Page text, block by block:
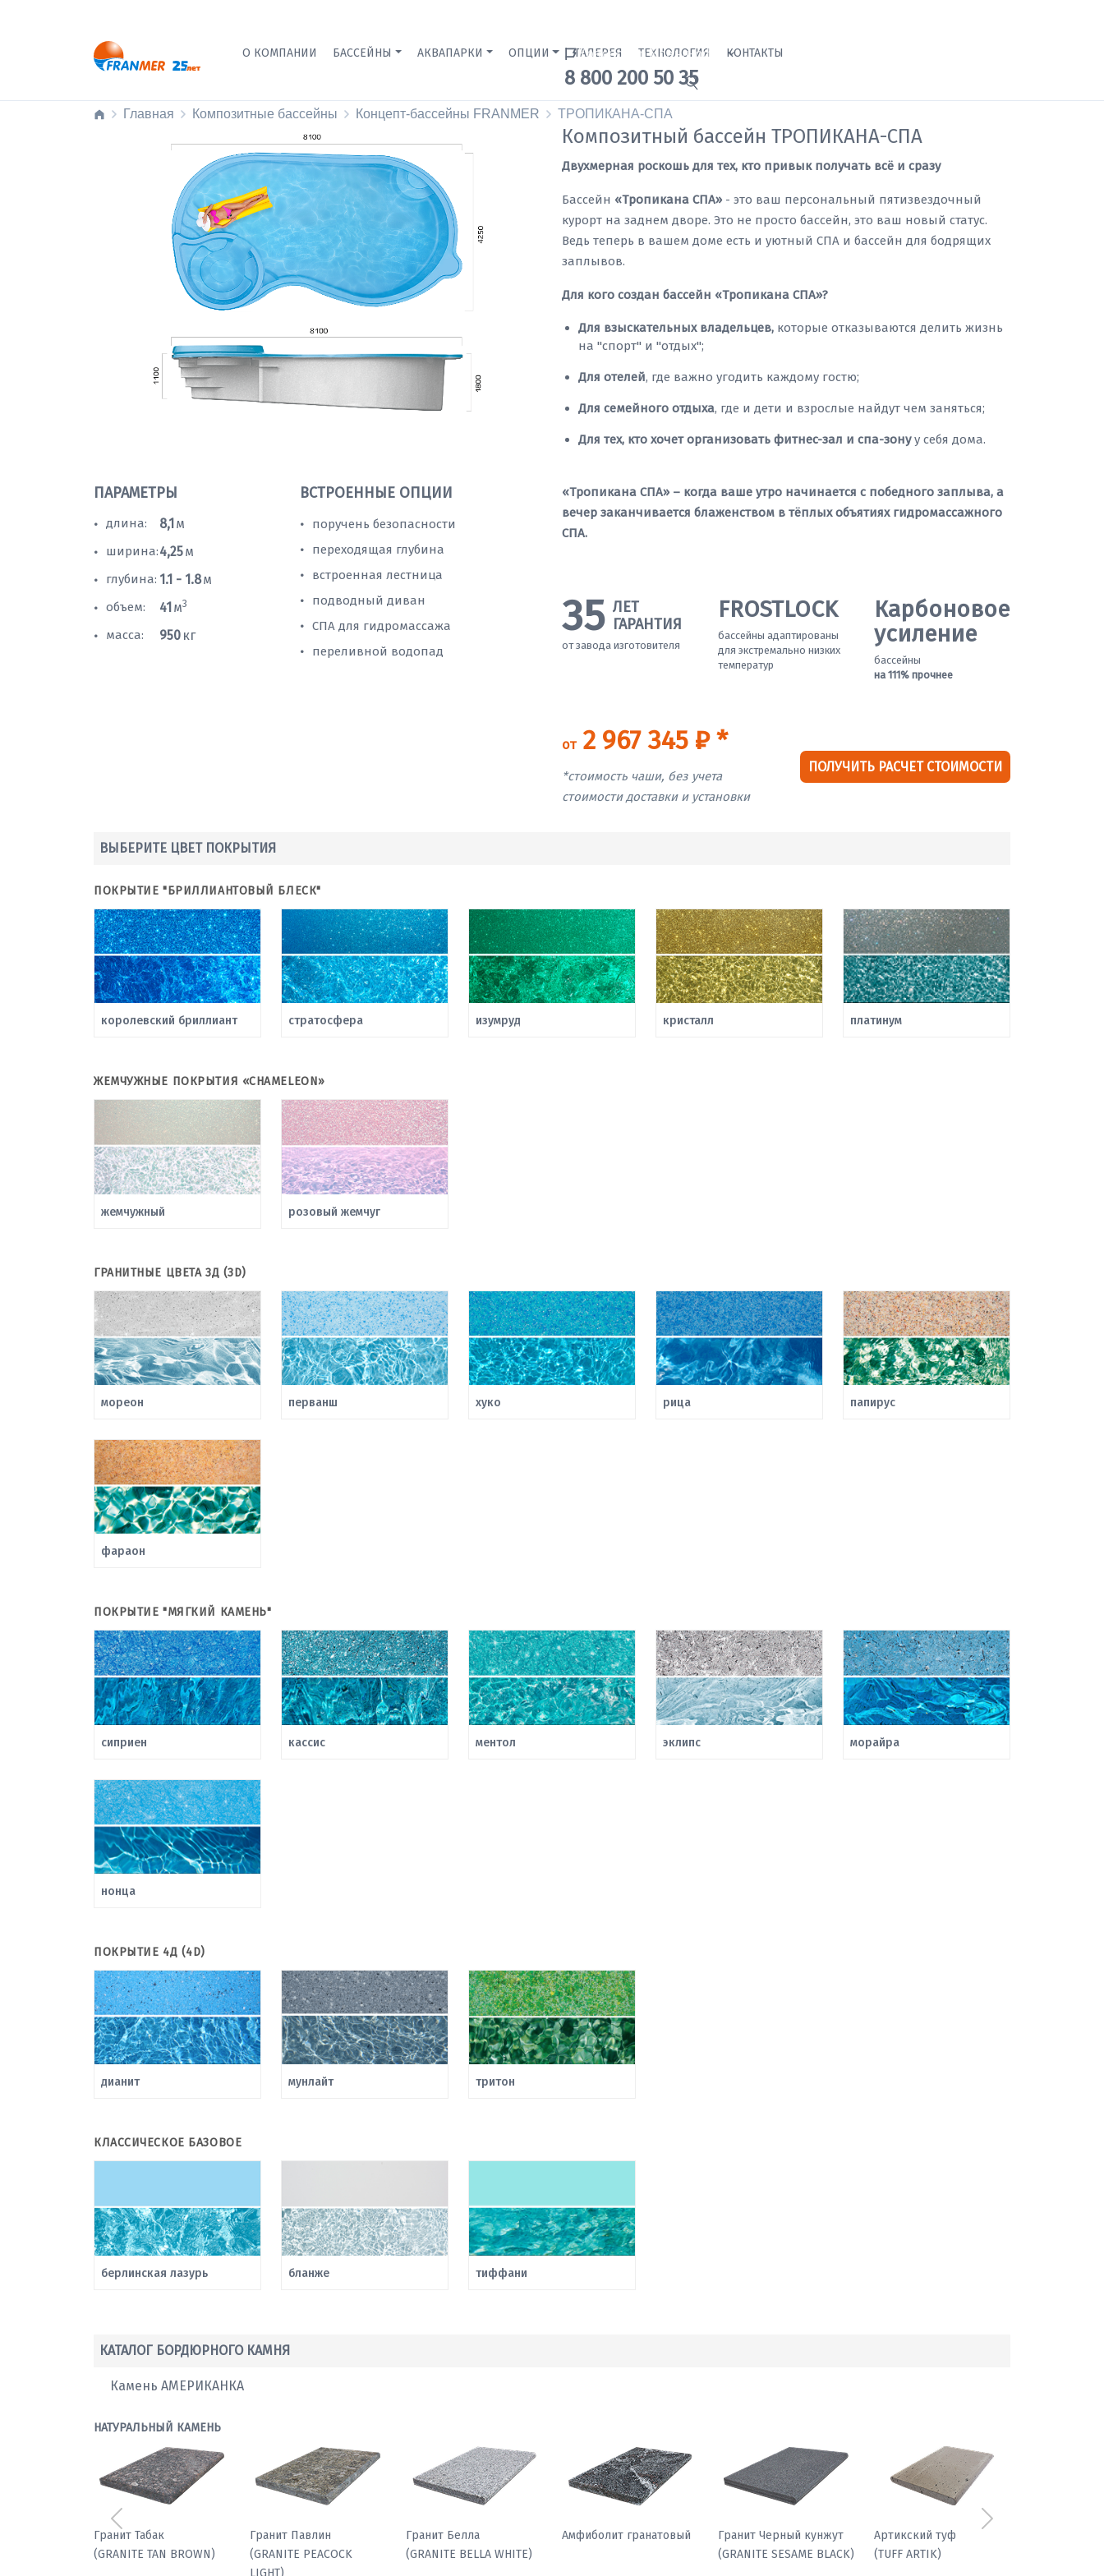
О КОМПАНИИ БАССЕЙНЫ АКВАПАРКИ ОПЦИИ ГАЛЕРЕЯ ТЕХНОЛОГИЯ КОНТАКТЫ
Краснодар Бренд-офис
8 800 200 50 35
Главная Композитные бассейны Концепт-бассейны FRANMER ТРОПИКАНА-СПА
ПАРАМЕТРЫ
• длина: 8,1 м
• ширина:4,25м
• глубина: 1.1 - 1.8м
• объем: 41 м3
• масса: 950 кг
ВСТРОЕННЫЕ ОПЦИИ
• поручень безопасности
• переходящая глубина
• встроенная лестница
• подводный диван
• СПА для гидромассажа
• переливной водопад
Композитный бассейн ТРОПИКАНА-СПА
Двухмерная роскошь для тех, кто привык получать всё и сразу
Бассейн «Тропикана СПА» - это ваш персональный пятизвездочный
курорт на заднем дворе. Это не просто бассейн, это ваш новый статус.
Ведь теперь в вашем доме есть и уютный СПА и бассейн для бодрящих
заплывов.
Для кого создан бассейн «Тропикана СПА»?
Для взыскательных владельцев, которые отказываются делить жизнь
на "спорт" и "отдых";
Для отелей, где важно угодить каждому гостю;
Для семейного отдыха, где и дети и взрослые найдут чем заняться;
Для тех, кто хочет организовать фитнес-зал и спа-зонуу себя дома.
«Тропикана СПА» – когда ваше утро начинается с победного заплыва, а
вечер заканчивается блаженством в тёплых объятиях гидромассажного
СПА.
35 ЛЕТ
ГАРАНТИЯ
от завода изготовителя
FROSTLOCK
бассейны адаптированы
для экстремально низких
температур
Карбоновое
усиление
бассейны
на 111% прочнее
от2 967 345 ₽ *
*стоимость чаши, без учета
стоимости доставки и установки
ПОЛУЧИТЬ РАСЧЕТ СТОИМОСТИ
ВЫБЕРИТЕ ЦВЕТ ПОКРЫТИЯ
ПОКРЫТИЕ "БРИЛЛИАНТОВЫЙ БЛЕСК"
королевский бриллиант стратосфера изумруд кристалл платинум
ЖЕМЧУЖНЫЕ ПОКРЫТИЯ «CHAMELEON»
жемчужный розовый жемчуг
ГРАНИТНЫЕ ЦВЕТА 3Д (3D)
мореон перванш хуко рица папирус
фараон
ПОКРЫТИЕ "МЯГКИЙ КАМЕНЬ"
сиприен кассис ментол эклипс морайра
нонца
ПОКРЫТИЕ 4Д (4D)
дианит мунлайт тритон
КЛАССИЧЕСКОЕ БАЗОВОЕ
берлинская лазурь бланже тиффани
КАТАЛОГ БОРДЮРНОГО КАМНЯ
Камень АМЕРИКАНКА
НАТУРАЛЬНЫЙ КАМЕНЬ
Мрамор паллодио
Гранит Табак
(GRANITE TAN BROWN)
Гранит Павлин
(GRANITE PEACOCK
Гранит Белла
Амфиболит гранатовый
Гранит Черный кунжут
(GRANITE SESAME BLACK)
Предыдущий Следующий